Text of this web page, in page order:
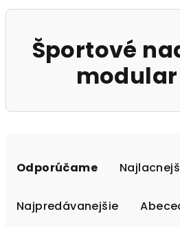
Športové
Odporúčame
Najpredávanejšie